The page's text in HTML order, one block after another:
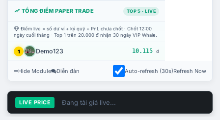
TỔNG ĐIỂM PAPER TRADE TOP 5 · LIVE
Điểm live = số dư ví + ký quỹ + PnL chưa chốt · Chốt 12:00
ngày cuối tháng · Top 1 trên 20.000 đ nhận 30 ngày VIP Whale.
1 Demo123 10.115 đ
Hide Module Diễn đàn Auto-refresh (30s)Refresh Now
LIVE PRICE Đang tải giá live...